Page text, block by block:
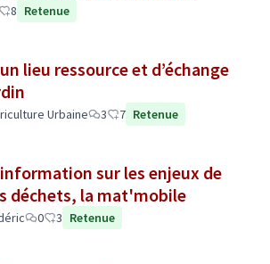
8 Retenue
lieu ressource et d’échange
Urbaine 3 7 Retenue
sur les enjeux de
déchets, la mat'mobile
0 3 Retenue